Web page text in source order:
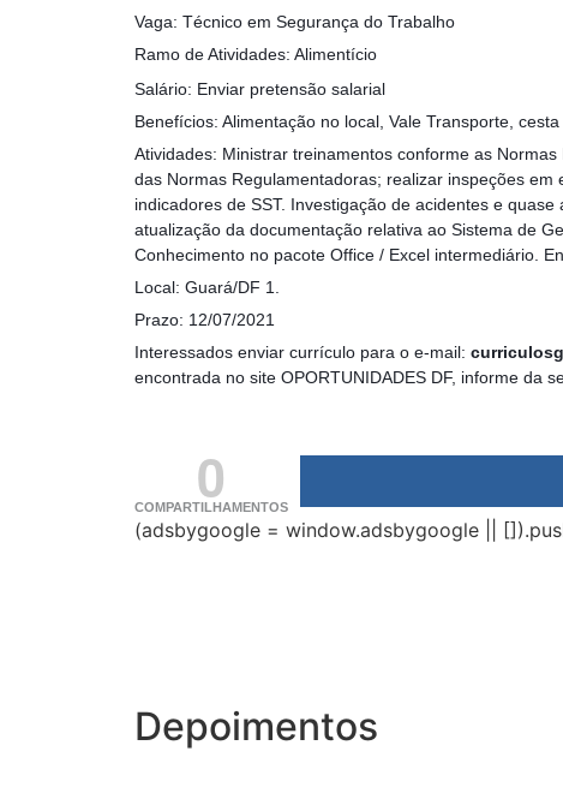
Vaga: Técnico em Segurança do Trabalho
Ramo de Atividades: Alimentício
Salário: Enviar pretensão salarial
Benefícios: Alimentação no local, Vale Transporte, cesta
Atividades: Ministrar treinamentos conforme as
das Normas Regulamentadoras; realizar inspeções
indicadores de SST. Investigação de acidentes e
atualização da documentação relativa ao Sistema de
Conhecimento no pacote Office / Excel intermediário.
Local: Guará/DF 1.
Prazo: 12/07/2021
Interessados enviar currículo para o e-mail:
encontrada no site OPORTUNIDADES DF, informe da
0
COMPARTILHAMENTOS
(adsbygoogle = window.adsbygoogle ||
Depoimentos